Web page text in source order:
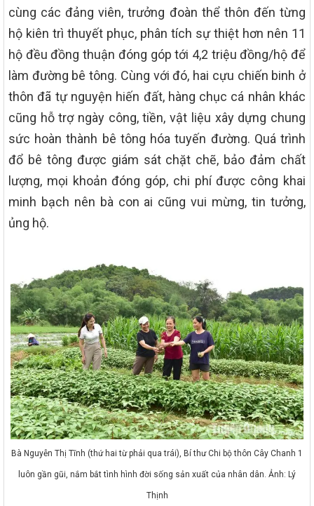
cùng các đảng viên, trưởng đoàn thể thôn đến từng
hộ kiên trì thuyết phục, phân tích sự thiệt hơn nên 11
hộ đều đồng thuận đóng góp tới 4,2 triệu đồng/hộ để
làm đường bê tông. Cùng với đó, hai cựu chiến binh ở
thôn đã tự nguyện hiến đất, hàng chục cá nhân khác
cũng hỗ trợ ngày công, tiền, vật liệu xây dựng chung
sức hoàn thành bê tông hóa tuyến đường. Quá trình
đổ bê tông được giám sát chặt chẽ, bảo đảm chất
lượng, mọi khoản đóng góp, chi phí được công khai
minh bạch nên bà con ai cũng vui mừng, tin tưởng,
ủng hộ.
Bà Nguyễn Thị Tĩnh (thứ hai từ phải qua trái), Bí thư Chi bộ thôn Cây Chanh 1
luôn gần gũi, nắm bắt tình hình đời sống sản xuất của nhân dân. Ảnh: Lý
Thịnh